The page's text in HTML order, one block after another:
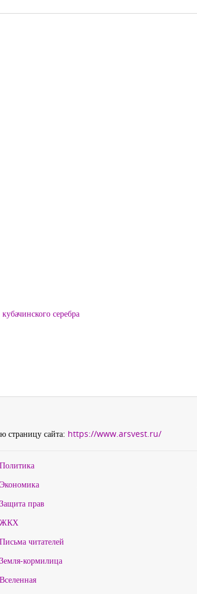
серебра
страницу сайта: https://www.arsvest.ru/
Политика
Экономика
Защита прав
ЖКХ
Письма читателей
Земля-кормилица
Вселенная